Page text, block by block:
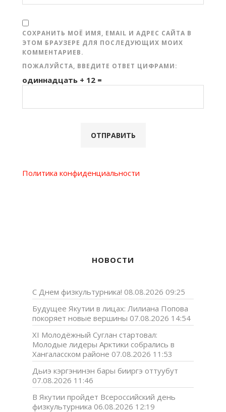
СОХРАНИТЬ МОЁ ИМЯ, EMAIL И АДРЕС САЙТА В
ЭТОМ БРАУЗЕРЕ ДЛЯ ПОСЛЕДУЮЩИХ МОИХ
КОММЕНТАРИЕВ.
ПОЖАЛУЙСТА, ВВЕДИТЕ ОТВЕТ ЦИФРАМИ:
одиннадцать + 12 =
Политика конфиденциальности
НОВОСТИ
С Днем физкультурника! 08.08.2026 09:25
Будущее Якутии в лицах: Лилиана Попова
покоряет новые вершины 07.08.2026 14:54
XI Молодёжный Суглан стартовал:
Молодые лидеры Арктики собрались в
Хангаласском районе 07.08.2026 11:53
Дьиэ кэргэнинэн бары бииргэ оттуубут
07.08.2026 11:46
В Якутии пройдет Всероссийский день
физкультурника 06.08.2026 12:19